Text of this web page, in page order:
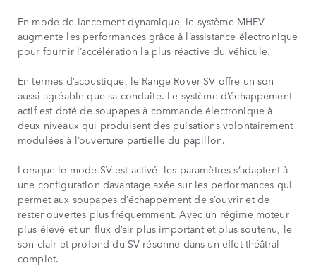
En mode de lancement dynamique, le système MHEV
augmente les performances grâce à l’assistance électronique
pour fournir l’accélération la plus réactive du véhicule.
En termes d’acoustique, le Range Rover SV offre un son
aussi agréable que sa conduite. Le système d’échappement
actif est doté de soupapes à commande électronique à
deux niveaux qui produisent des pulsations volontairement
modulées à l’ouverture partielle du papillon.
Lorsque le mode SV est activé, les paramètres s’adaptent à
une configuration davantage axée sur les performances qui
permet aux soupapes d’échappement de s’ouvrir et de
rester ouvertes plus fréquemment. Avec un régime moteur
plus élevé et un flux d’air plus important et plus soutenu, le
son clair et profond du SV résonne dans un effet théâtral
complet.